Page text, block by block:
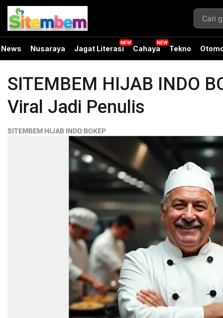
News Nusaraya Jagat Literasi Cahaya Tekno
SITEMBEM HIJAB INDO
Viral Jadi Penulis
SITEMBEM HIJAB INDO BOKEP